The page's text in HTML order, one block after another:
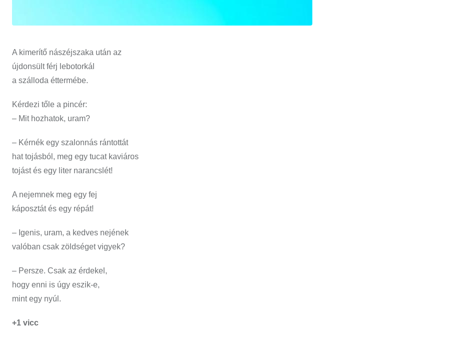
A kimerítő nászéjszaka után az
újdonsült férj lebotorkál
a szálloda éttermébe.
Kérdezi tőle a pincér:
– Mit hozhatok, uram?
– Kérnék egy szalonnás rántottát
hat tojásból, meg egy tucat kaviáros
tojást és egy liter narancslét!
A nejemnek meg egy fej
káposztát és egy répát!
– Igenis, uram, a kedves nejének
valóban csak zöldséget vigyek?
– Persze. Csak az érdekel,
hogy enni is úgy eszik-e,
mint egy nyúl.
+1 vicc